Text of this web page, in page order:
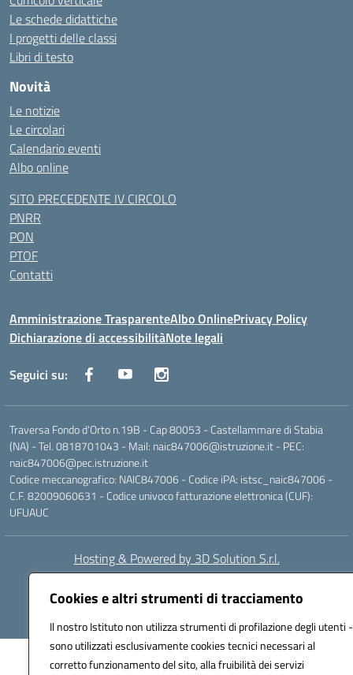
Cookies e altri strumenti di tracciamento
Il nostro Istituto non utilizza strumenti di profilazione degli utenti -
sono utilizzati esclusivamente cookies tecnici necessari al
corretto funzionamento del sito, alla fruibilità dei servizi
Le schede didattiche
I progetti delle classi
Libri di testo
Novità
Le notizie
Le circolari
Calendario eventi
Albo online
SITO PRECEDENTE IV CIRCOLO
PNRR
PON
PTOF
Contatti
Amministrazione TrasparenteAlbo OnlinePrivacy Policy
Dichiarazione di accessibilitàNote legali
Seguici su:
Traversa Fondo d'Orto n.19B - Cap 80053 - Castellammare di Stabia
(NA) - Tel. 0818701043 - Mail: naic847006@istruzione.it - PEC:
naic847006@pec.istruzione.it
Codice meccanografico: NAIC847006 - Codice iPA: istsc_naic847006 -
C.F. 82009060631 - Codice univoco fatturazione elettronica (CUF):
UFUAUC
Hosting & Powered by 3D Solution S.r.l.
Concept & Design by Designers Italia